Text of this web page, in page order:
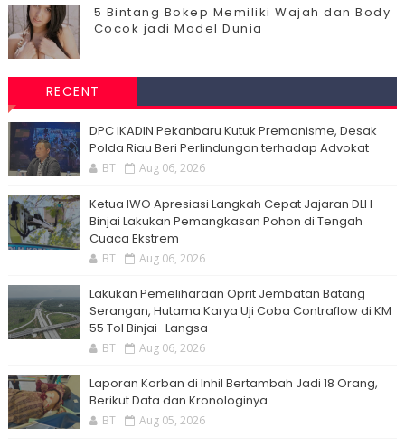
5 Bintang Bokep Memiliki Wajah dan Body
Cocok jadi Model Dunia
RECENT
DPC IKADIN Pekanbaru Kutuk Premanisme, Desak
Polda Riau Beri Perlindungan terhadap Advokat
BT Aug 06, 2026
Ketua IWO Apresiasi Langkah Cepat Jajaran DLH
Binjai Lakukan Pemangkasan Pohon di Tengah
Cuaca Ekstrem
BT Aug 06, 2026
Lakukan Pemeliharaan Oprit Jembatan Batang
Serangan, Hutama Karya Uji Coba Contraflow di KM
55 Tol Binjai–Langsa
BT Aug 06, 2026
Laporan Korban di Inhil Bertambah Jadi 18 Orang,
Berikut Data dan Kronologinya
BT Aug 05, 2026